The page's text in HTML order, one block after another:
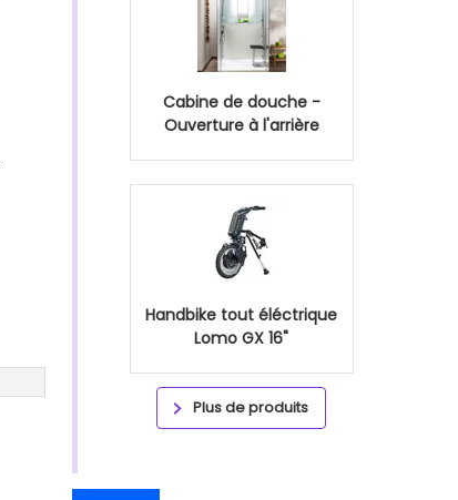
Cabine de douche -
Ouverture à l'arrière
Handbike tout éléctrique
Lomo GX 16"
Plus de produits